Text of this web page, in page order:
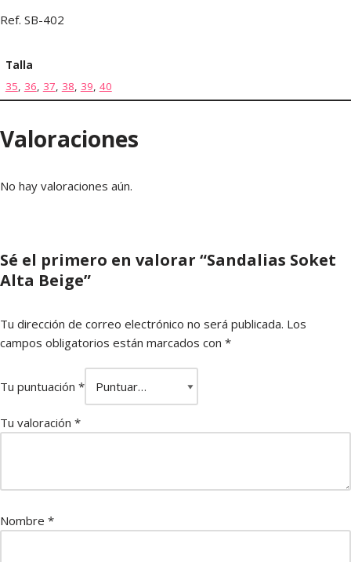
Ref. SB-402
Talla
35, 36, 37, 38, 39, 40
Valoraciones
No hay valoraciones aún.
Sé el primero en valorar “Sandalias Soket
Alta Beige”
Tu dirección de correo electrónico no será publicada. Los
campos obligatorios están marcados con *
Tu puntuación *
Tu valoración *
Nombre *